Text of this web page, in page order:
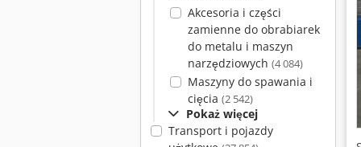
Akcesoria i części
zamienne do obrabiarek
do metalu i maszyn
narzędziowych (4 084)
Maszyny do spawania i
cięcia (2 542)
Pokaż więcej
Transport i pojazdy